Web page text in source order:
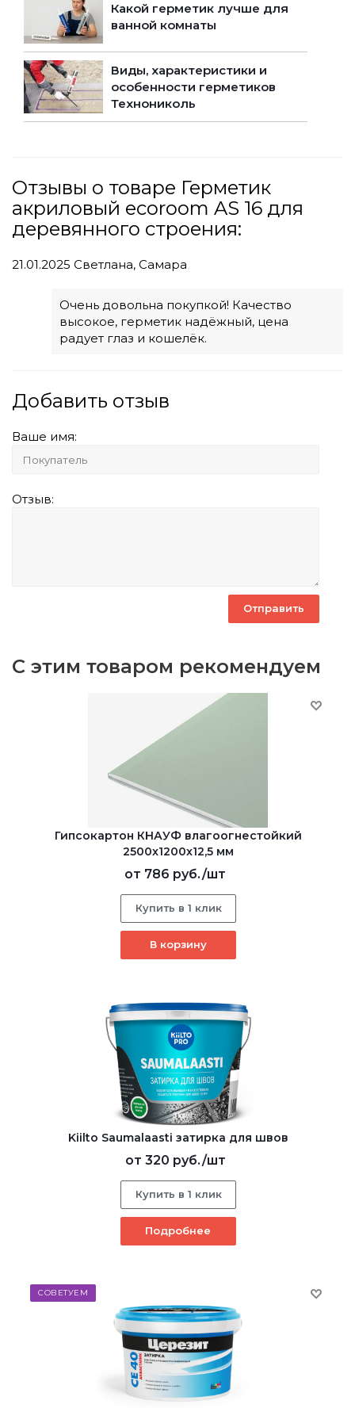
Какой герметик лучше для
ванной комнаты
Виды, характеристики и
особенности герметиков
Технониколь
Отзывы о товаре Герметик
акриловый ecoroom AS 16 для
деревянного строения:
21.01.2025 Светлана, Самара
Очень довольна покупкой! Качество
высокое, герметик надёжный, цена
радует глаз и кошелёк.
Добавить отзыв
Ваше имя:
Отзыв:
С этим товаром рекомендуем
Гипсокартон КНАУФ влагоогнестойкий
2500x1200x12,5 мм
от 786 руб./шт
Купить в 1 клик
В корзину
Kiilto Saumalaasti затирка для швов
от 320 руб./шт
Купить в 1 клик
Подробнее
СОВЕТУЕМ